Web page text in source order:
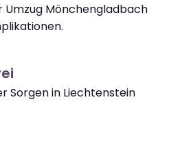
Mönchengladbach
Sorgen in Liechtenstein